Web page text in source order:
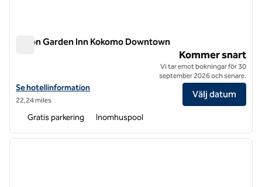
Hilton Garden Inn Kokomo Downtown
Visa hotelluppgifter för Hilton Garden Inn Kokomo Downtown
Se hotellinformation
22,24 miles
Kommer snart
Vi tar emot bokningar för 30
september 2026 och senare.
Välj datum
Gratis parkering Inomhuspool
1 av 12
nästa